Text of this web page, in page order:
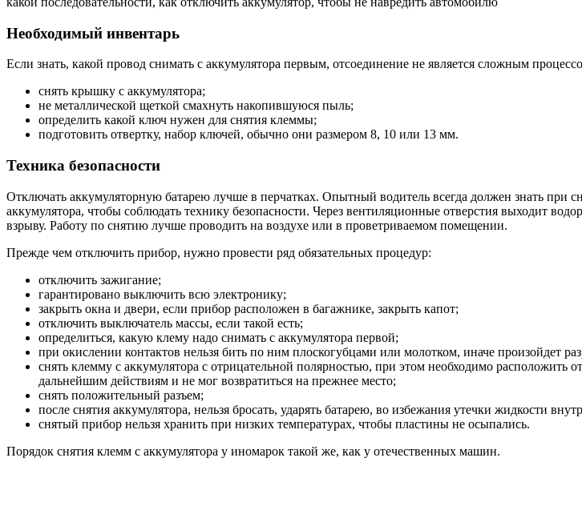
Необходимый инвентарь
Если знать, какой провод снимать с аккумулятора первым, отсоединение не является сложным
снять крышку с аккумулятора;
не металлической щеткой смахнуть накопившуюся пыль;
определить какой ключ нужен для снятия клеммы;
подготовить отвертку, набор ключей, обычно они размером 8, 10 или 13 мм.
Техника безопасности
Отключать аккумуляторную батарею лучше в перчатках. Опытный водитель всегда должен знать при
аккумулятора, чтобы соблюдать технику безопасности. Через вентиляционные отверстия выходит
взрыву. Работу по снятию лучше проводить на воздухе или в проветриваемом помещении.
Прежде чем отключить прибор, нужно провести ряд обязательных процедур:
отключить зажигание;
гарантировано выключить всю электронику;
закрыть окна и двери, если прибор расположен в багажнике, закрыть капот;
отключить выключатель массы, если такой есть;
определиться, какую клему надо снимать с аккумулятора первой;
при окислении контактов нельзя бить по ним плоскогубцами или молотком, иначе произойдет
снять клемму с аккумулятора с отрицательной полярностью, при этом необходимо
дальнейшим действиям и не мог возвратиться на прежнее место;
снять положительный разъем;
после снятия аккумулятора, нельзя бросать, ударять батарею, во избежания утечки жидкости
снятый прибор нельзя хранить при низких температурах, чтобы пластины не осыпались.
Порядок снятия клемм с аккумулятора у иномарок такой же, как у отечественных машин.